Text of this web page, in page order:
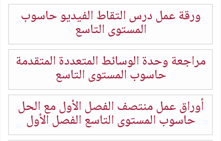
ورقة عمل درس التقاط الفيديو حاسوب
المستوى التاسع
مراجعة وحدة الوسائط المتعددة المتقدمة
حاسوب المستوى التاسع
أوراق عمل منتصف الفصل الأول مع الحل
حاسوب المستوى التاسع الفصل الأول